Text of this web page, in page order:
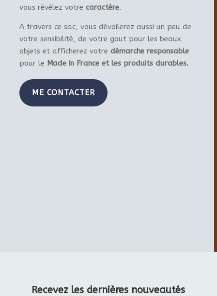
vous révélez votre caractère.
A travers ce sac, vous dévoilerez aussi un peu de
votre sensibilité, de votre gout pour les beaux
objets et afficherez votre démarche responsable
pour le Made in France et les produits durables.
ME CONTACTER
Recevez les dernières nouveautés